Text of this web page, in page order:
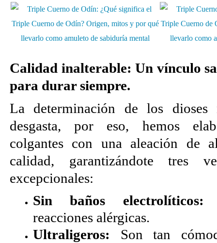
Calidad inalterable: Un vínculo
para durar siempre.
La determinación de los dioses
desgasta, por eso, hemos
colgantes con una aleación de
calidad, garantizándote tres
excepcionales:
Sin baños electrolíticos:
reacciones alérgicas.
Ultraligeros: Son tan